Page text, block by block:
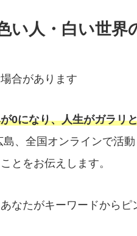
い人・白い世界
合があります
0になり、人生がガラリ
島 、全国オンラインで活
とをお伝えします。
あなたがキーワードから